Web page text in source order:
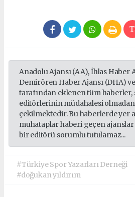
Anadolu Ajansı (AA), İhlas Haber
Demirören Haber Ajansı (DHA)
tarafından eklenen tüm haberler,
editörlerinin müdahalesi
çekilmektedir. Bu haberlerde yer
muhataplar haberi geçen
bir editörü sorumlu tutulamaz...
#Türkiye Spor Yazarları Derneği
#doğukan yıldırım